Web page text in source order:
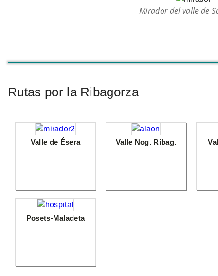
Mirador del valle de
Rutas por la Ribagorza
Valle de Ésera Valle Nog. Ribag.
Posets-Maladeta